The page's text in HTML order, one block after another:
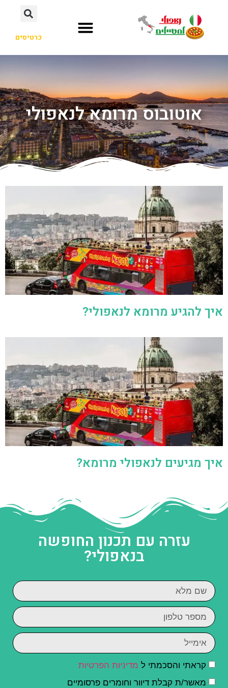
כרטיסים
אוטובוס מרומא לנאפולי
איך להגיע מרומא לנאפולי?
איך מגיעים לנאפולי מרומא?
עזרה עם תכנון החופשה
בנאפולי?
קראתי והסכמתי ל מדיניות הפרטיות
מאשר/ת קבלת דיוור וחומרים פרסומיים